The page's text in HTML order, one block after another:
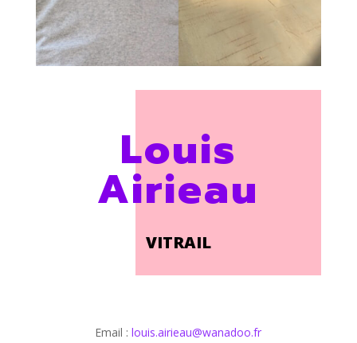
Louis
Airieau
VITRAIL
Email :louis.airieau@wanadoo.fr